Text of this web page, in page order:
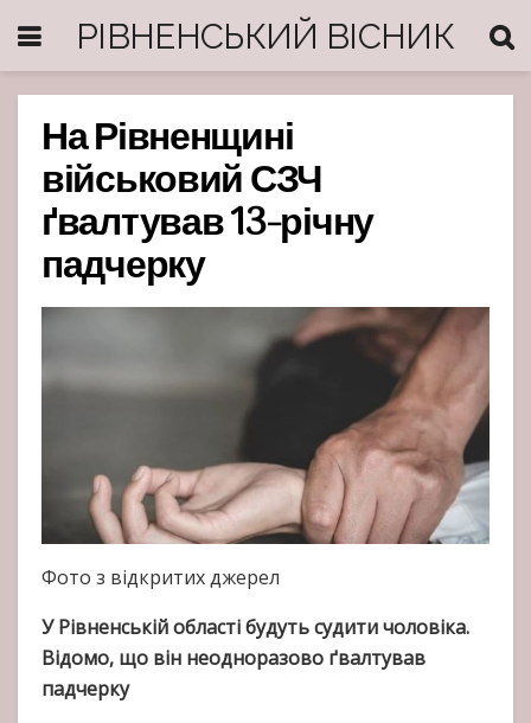
РІВНЕНСЬКИЙ ВІСНИК
На Рівненщині
військовий СЗЧ
ґвалтував 13-річну
падчерку
Фото з відкритих джерел
У Рівненській області будуть судити чоловіка.
Відомо, що він неодноразово ґвалтував
падчерку